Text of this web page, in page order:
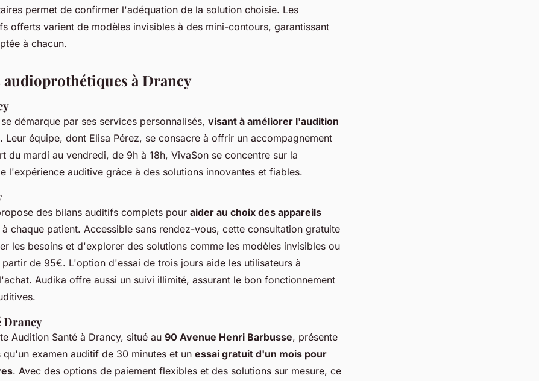
permet de confirmer l'adéquation de la solution choisie. Les
offerts varient de modèles invisibles à des mini-contours, garantissant
à chacun.
audioprothétiques à Drancy
démarque par ses services personnalisés, visant à améliorer l'audition
Leur équipe, dont Elisa Pérez, se consacre à offrir un accompagnement
du mardi au vendredi, de 9h à 18h, VivaSon se concentre sur la
l'expérience auditive grâce à des solutions innovantes et fiables.
des bilans auditifs complets pour aider au choix des appareils
chaque patient. Accessible sans rendez-vous, cette consultation gratuite
les besoins et d'explorer des solutions comme les modèles invisibles ou
de 95€. L'option d'essai de trois jours aide les utilisateurs à
Audika offre aussi un suivi illimité, assurant le bon fonctionnement
Drancy
Audition Santé à Drancy, situé au 90 Avenue Henri Barbusse, présente
qu'un examen auditif de 30 minutes et un essai gratuit d'un mois pour
. Avec des options de paiement flexibles et des solutions sur mesure, ce